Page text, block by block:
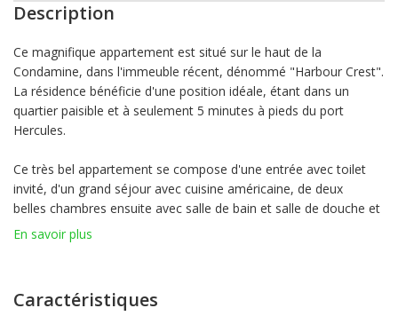
Description
Ce magnifique appartement est situé sur le haut de la
Condamine, dans l'immeuble récent, dénommé "Harbour Crest".
La résidence bénéficie d'une position idéale, étant dans un
quartier paisible et à seulement 5 minutes à pieds du port
Hercules.
Ce très bel appartement se compose d'une entrée avec toilet
invité, d'un grand séjour avec cuisine américaine, de deux
belles chambres ensuite avec salle de bain et salle de douche et
d’une pièce de bonne taille pouvant servir de bureau, de petite
chambre ou de dressing.
Il est vendu avec un parking dans l’immeuble.
En savoir plus
Caractéristiques